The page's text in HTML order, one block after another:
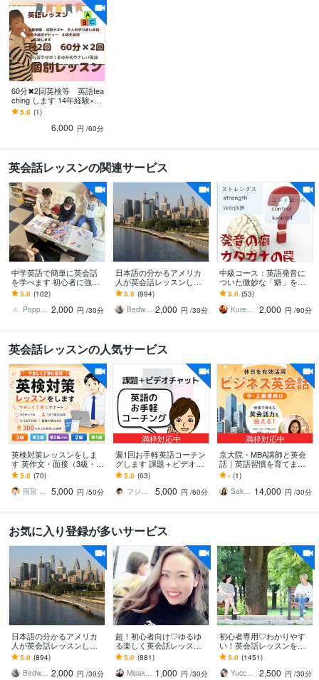
60分✖︎2回英検等 英語tea
ching します 14年経験×米
国経験の英語講師
5.0 (1)
6,000 円 /60分
英会話レッスンの関連サービス
中学英語で簡単に英会話
を学べます 初心者に強い
英会話プロ講師の簡単英
会話
5.0 (102)
Poppy Ken 2,000 円 /30分
日本語の分かるアメリカ
人が英会話レッスンしま
す アメリカ出身でTEFL有
資格者が生きた英語を教
えますよ
5.0 (894)
Bedwards13 2,000 円 /30分
中級コース：英語発音に
ついた微妙な「癖」を直
します ある程度英語を話
せる(歌える)が、変な
「癖」がついてません？
5.0 (53)
Kureha Yukito
2,000 円 /90分
英会話レッスンの人気サービス
英検対策レッスンをしま
す 英作文・面接（3級・準
2級・2級・準1級）・S-C
BTも対応
5.0 (70)
雨宮 大和｜英語の家庭教師／個別指導 5,000 円 /50分
満枠対応中
週1回お手軽英語コーチン
グします 課題＋ビデオカ
ウンセリングで質疑応答
＋軌道修正
5.0 (63)
フジワラサチヨ
5,000 円 /60分
満枠対応中
京大院・MBA講師と英会
話｜英語習慣を育てます
米国高卒・京大院・MB
A・TOEIC985講師とビジ
ネス英語
- (1)
Sakura｜休日ビジネス英会話 14,000 円 /30分
お気に入り登録が多いサービス
日本語の分かるアメリカ
人が英会話レッスンしま
す アメリカ出身でTEFL有
資格者が生きた英語を教
えますよ
5.0 (894)
Bedwards13 2,000 円 /30分
超！初心者向け♡ゆるゆ
る楽しく英会話レッスン
します あなたのペースで
ゆるゆる英会話レッスン
♡
5.0 (881)
Misaki_ Michelle 1,000 円 /30分
初心者専用♡わかりやす
い！英会話レッスンをし
ます 英会話の約8割は中学
英語！ゲーム感覚のメソ
ッドで楽しく上達♪
5.0 (1451)
Yucca（ゆっか）
2,500 円 /30分